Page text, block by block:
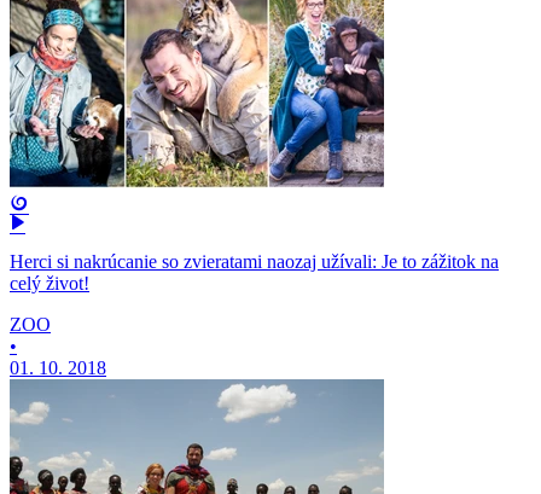
Herci si nakrúcanie so zvieratami naozaj užívali: Je to zážitok na
celý život!
ZOO
•
01. 10. 2018